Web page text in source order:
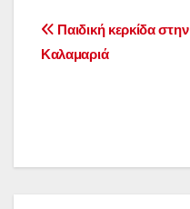
Post
navigation
Παιδική κερκίδα στην
Καλαμαριά